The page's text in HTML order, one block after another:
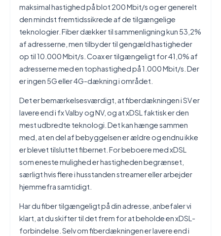
maksimal hastighed på blot 200 Mbit/s og er generelt
den mindst fremtidssikrede af de tilgængelige
teknologier. Fiber dækker til sammenligning kun 53,2%
af adresserne, men tilbyder til gengæld hastigheder
op til 10.000 Mbit/s. Coax er tilgængeligt for 41,0% af
adresserne med en tophastighed på 1.000 Mbit/s. Der
er ingen 5G eller 4G-dækning i området.
Det er bemærkelsesværdigt, at fiberdækningen i SV er
lavere end i fx Valby og NV, og at xDSL faktisk er den
mest udbredte teknologi. Det kan hænge sammen
med, at en del af bebyggelsen er ældre og endnu ikke
er blevet tilsluttet fibernet. For beboere med xDSL
som eneste mulighed er hastigheden begrænset,
særligt hvis flere i husstanden streamer eller arbejder
hjemmefra samtidigt.
Har du fiber tilgængeligt på din adresse, anbefaler vi
klart, at du skifter til det frem for at beholde en xDSL-
forbindelse. Selv om fiberdækningen er lavere end i